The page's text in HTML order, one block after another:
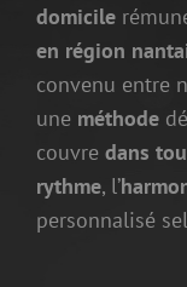
domicile
en région
convenu entre
une méthode
couvre dans
rythme, l’
personnalisé